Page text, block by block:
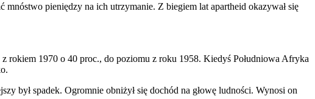
mnóstwo pieniędzy na ich utrzymanie. Z biegiem lat apartheid okazywał się
rokiem 1970 o 40 proc., do poziomu z roku 1958. Kiedyś Południowa Afryka
był spadek. Ogromnie obniżył się dochód na głowę ludności. Wynosi on